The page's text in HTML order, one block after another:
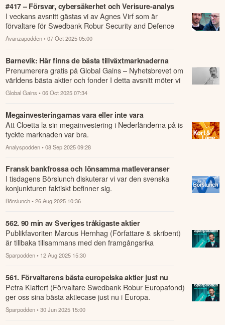
#417 – Försvar, cybersäkerhet och Verisure-analys
I veckans avsnitt gästas vi av Agnes Virf som är
förvaltare för Swedbank Robur Security and Defence
som berättar varför försvar, cybersäkerh...
Avanzapodden • 07 Oct 2025 05:00
Barnevik: Här finns de bästa tillväxtmarknaderna
⁠⁠⁠⁠⁠⁠⁠⁠⁠⁠Prenumerera gratis på Global Gains – Nyhetsbrevet om
världens bästa aktier och fonder⁠⁠⁠ I detta avsnitt möter vi
Jens Barnevik, f...
Global Gains • 06 Oct 2025 07:34
Megainvesteringarnas vara eller inte vara
Att Cloetta la sin megainvestering i Nederländerna på is
tyckte marknaden var bra.
Analyspodden • 08 Sep 2025 09:28
Fransk bankfrossa och lönsamma matleveranser
I tisdagens Börslunch diskuterar vi var den svenska
konjunkturen faktiskt befinner sig.
Börslunch • 26 Aug 2025 10:36
562. 90 min av Sveriges tråkigaste aktier
Publikfavoriten Marcus Hernhag (Författare & skribent)
är tillbaka tillsammans med den framgångsrika
förvaltaren Tommi Saukkoriipi (SEB Sver...
Sparpodden • 12 Aug 2025 15:30
561. Förvaltarens bästa europeiska aktier just nu
Petra Klaffert (Förvaltare Swedbank Robur Europafond)
ger oss sina bästa aktiecase just nu i Europa.
Sparpodden • 30 Jun 2025 15:00